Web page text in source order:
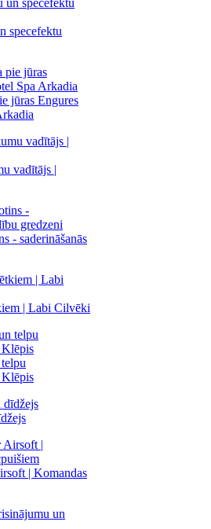
specefektu
jūras Engures
vadītājs |
- saderināšanās
| Labi Cilvēki
Klēpis
| Komandas